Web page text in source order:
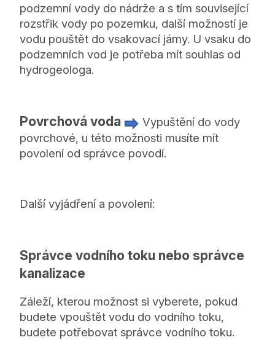
podzemní vody do nádrže a s tím související
rozstřik vody po pozemku, další možností je
vodu pouštět do vsakovací jámy. U vsaku do
podzemních vod je potřeba mít souhlas od
hydrogeologa.
Povrchová voda
Vypuštění do vody
povrchové, u této možnosti musíte mít
povolení od správce povodí.
Další vyjádření a povolení:
Správce vodního toku nebo správce
kanalizace
Záleží, kterou možnost si vyberete, pokud
budete vpouštět vodu do vodního toku,
budete potřebovat správce vodního toku.